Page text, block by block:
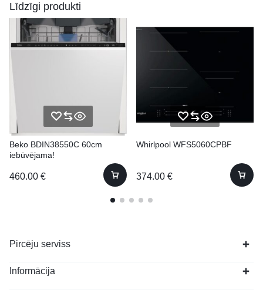
Līdzīgi produkti
Beko BDIN38550C 60cm
iebūvējama!
460.00 €
Whirlpool WFS5060CPBF
374.00 €
Pircēju serviss
Informācija